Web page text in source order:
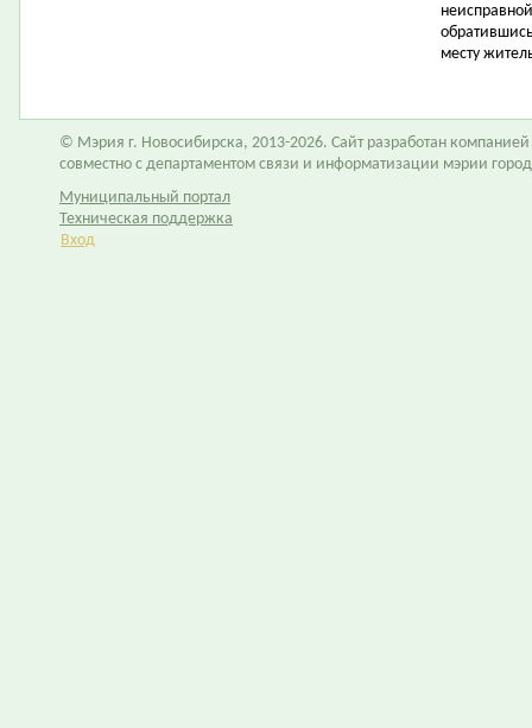
месту
© Мэрия г. Новосибирска, 2013-2026. Сайт разработан компанией
совместно с департаментом связи и информатизации мэрии
Муниципальный портал
Техническая поддержка
Вход